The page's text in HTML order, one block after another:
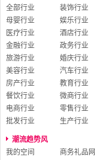
全部行业
装饰行业
母婴行业
娱乐行业
医疗行业
酒店行业
金融行业
政务行业
旅游行业
婚庆行业
美容行业
汽车行业
房产行业
教育行业
餐饮行业
微商行业
电商行业
零售行业
批发行业
生产行业
潮流趋势风
我的空间
商务礼品网